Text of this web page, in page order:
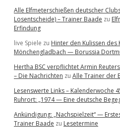
Alle Elfmeterschießen deutscher
Losentscheide) – Trainer Baade zu
Erfindung
live Spiele zu Hinter den Kulissen des
Mönchengladbach — Borussia
Hertha BSC verpflichtet Armin
– Die Nachrichten zu Alle Trainer der
Lesenswerte Links – Kalenderwoche
Ruhrort: „1974 — Eine deutsche
Ankündigung: „Nachspielzeit“ —
Trainer Baade zu Lesetermine